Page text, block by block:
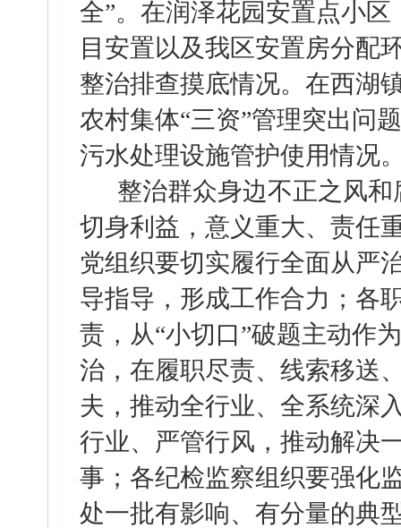
全”。在润泽花园安置点小
目安置以及我区安置房分配
整治排查摸底情况。在西湖
农村集体“三资”管理突出问
污水处理设施管护使用情况
整治群众身边不正之风
切身利益，意义重大、责任
党组织要切实履行全面从严
导指导，形成工作合力；各
责，从“小切口”破题主动作
治，在履职尽责、线索移送
夫，推动全行业、全系统深
行业、严管行风，推动解决
事；各纪检监察组织要强化
处一批有影响、有分量的典